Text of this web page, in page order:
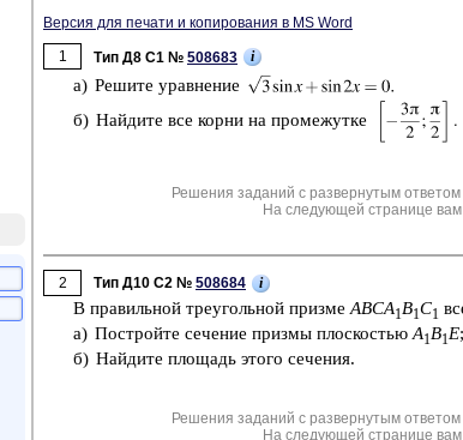
Версия для печати и копирования в MS Word
1
Тип Д8 C1 № 508683 i
а) Ре­ши­те урав­не­ние
б) Най­ди­те все корни на про­ме­жут­ке
Решения заданий с развернутым
На следующей странице вам
2 Тип Д10 C2 № 508684 i
В пра­виль­ной тре­уголь­ной приз­ме ABCA1 B1C1
а) По­строй­те се­че­ние приз­мы плос­ко­стью A1 B1 E;
б) Най­ди­те пло­щадь этого се­че­ния.
Решения заданий с развернутым
На следующей странице вам